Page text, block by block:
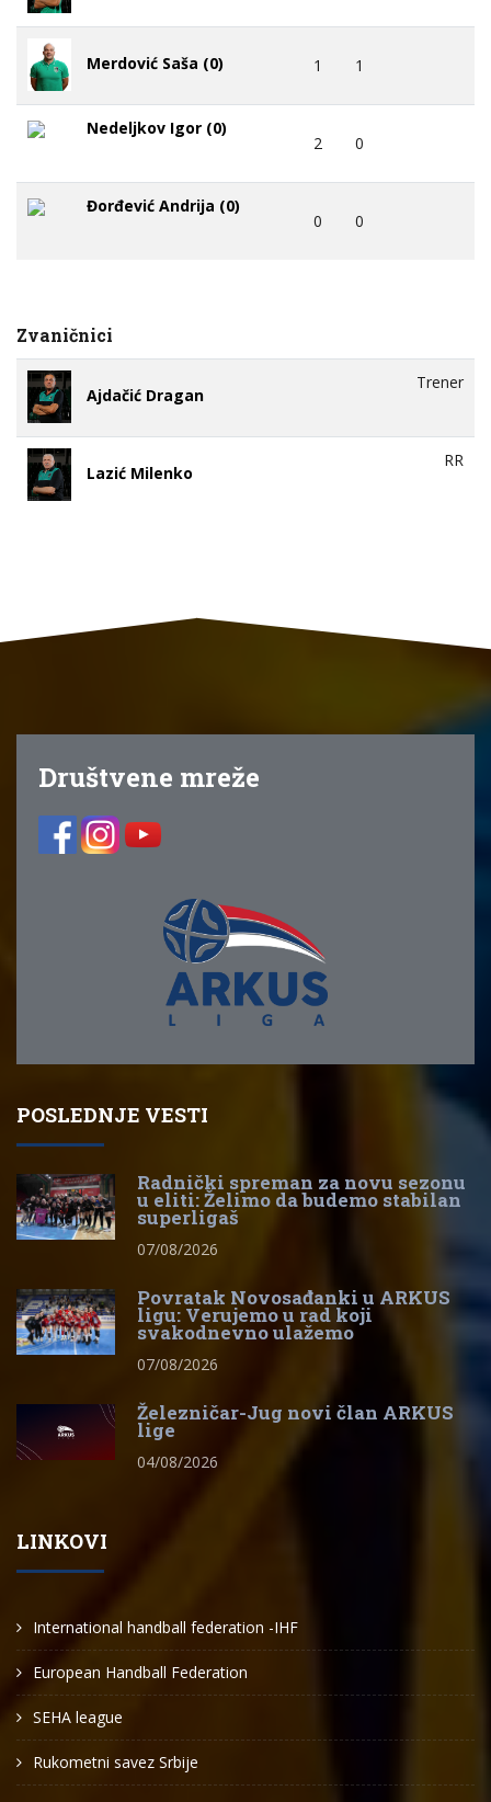
Merdović Saša (0) 1 1
Nedeljkov Igor (0)
2 0
Đorđević Andrija (0)
0 0
Zvaničnici
Ajdačić Dragan
Trener
Lazić Milenko
RR
Društvene mreže
POSLEDNJE VESTI
Radnički spreman za novu sezonu
u eliti: Želimo da budemo stabilan
superligaš
07/08/2026
Povratak Novosađanki u ARKUS
ligu: Verujemo u rad koji
svakodnevno ulažemo
07/08/2026
Železničar-Jug novi član ARKUS
lige
04/08/2026
LINKOVI
International handball federation -IHF
European Handball Federation
SEHA league
Rukometni savez Srbije